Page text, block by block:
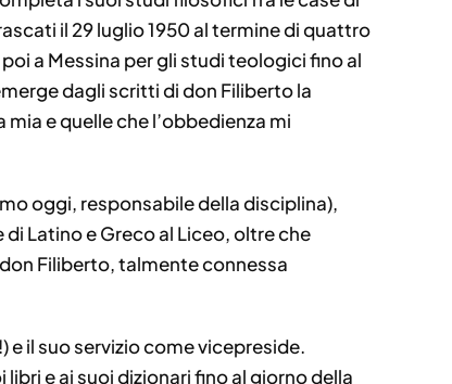
il 29 luglio 1950 al termine di quattro
a Messina per gli studi teologici fino al
dagli scritti di don Filiberto la
e quelle che l’obbedienza mi
oggi, responsabile della disciplina),
di Latino e Greco al Liceo, oltre che
Filiberto, talmente connessa
e il suo servizio come vicepreside.
e ai suoi dizionari fino al giorno della